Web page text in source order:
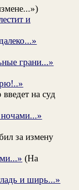
и
грани...»
на суд
за измену
(На
и ширь...»